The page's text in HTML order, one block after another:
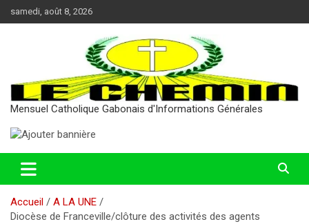
au
samedi, août 8, 2026
Mensuel Catholique Gabonais d'Informations Générales
Accueil
A LA UNE
Diocèse de Franceville/clôture des activités des agents